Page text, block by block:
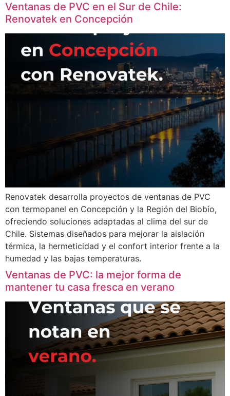
Ventanas de PVC en el Sur de Chile:
Renovatek en Concepción
Renovatek desarrolla proyectos de ventanas de PVC
con termopanel en Concepción y la Región del Biobío,
ofreciendo soluciones adaptadas al clima del sur de
Chile. Sistemas diseñados para mejorar la aislación
térmica, la hermeticidad y el confort interior frente a la
humedad y las bajas temperaturas.
Ventanas de PVC: la mejor forma de
mantener tu casa fresca en verano